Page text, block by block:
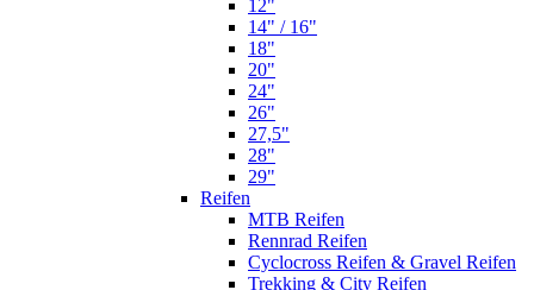
12"
14" / 16"
18"
20"
24"
26"
27,5"
28"
29"
Reifen
MTB Reifen
Rennrad Reifen
Cyclocross Reifen & Gravel Reifen
Trekking & City Reifen